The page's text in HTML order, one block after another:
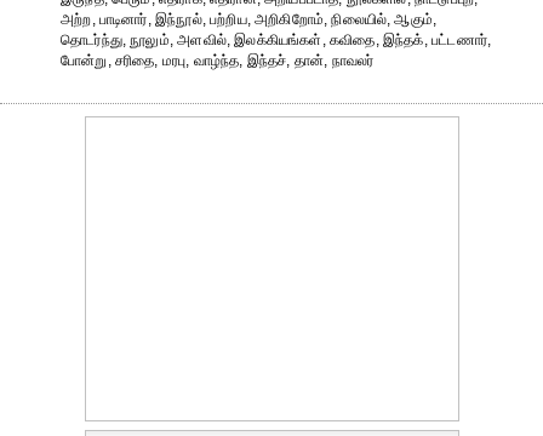
அற்ற, பாடினார், இந்நூல், பற்றிய, அறிகிறோம், நிலையில், ஆகும்,
தொடர்ந்து, நூலும், அளவில், இலக்கியங்கள், கவிதை, இந்தக், பட்டணார்,
போன்று, சரிதை, மரபு, வாழ்ந்த, இந்தச், தான், நாவலர்